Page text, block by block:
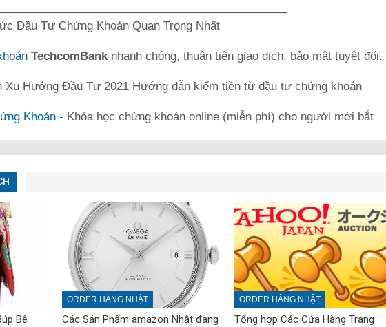
Đầu Tư Chứng Khoán Quan Trọng Nhất
TechcomBank nhanh chóng, thuận tiện giao dịch, bảo mật tuyệt đối.
Xu Hướng Đầu Tư 2021 Hướng dẫn kiếm tiền từ đầu tư chứng khoán
Khoán - Khóa học chứng khoán online (miễn phí) cho người mới bắt
Bê
ORDER HÀNG NHẬT
Các Sản Phẩm amazon Nhật đang
ORDER HÀNG NHẬT
Tổng hợp Các Cửa Hàng Trang